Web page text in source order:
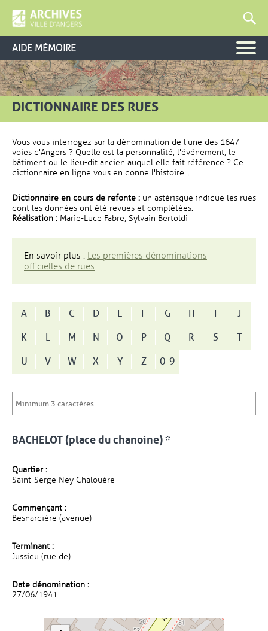
AIDE MÉMOIRE
DICTIONNAIRE DES RUES
Vous vous interrogez sur la dénomination de l'une des 1647
voies d'Angers ? Quelle est la personnalité, l'événement, le
bâtiment ou le lieu-dit ancien auquel elle fait référence ? Ce
dictionnaire en ligne vous en donne l'histoire...
Dictionnaire en cours de refonte : un astérisque indique les rues
dont les données ont été revues et complétées.
Réalisation : Marie-Luce Fabre, Sylvain Bertoldi
En savoir plus : Les premières dénominations
officielles de rues
A B C D E F G H I
J
K
L M N O P Q R S
T
U
V W X Y Z 0-9
BACHELOT (place du chanoine) *
Quartier :
Saint-Serge Ney Chalouère
Commençant :
Besnardière (avenue)
Terminant :
Jussieu (rue de)
Date dénomination :
27/06/1941